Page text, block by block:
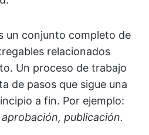
un conjunto completo de
relacionados
Un proceso de trabajo
de pasos que sigue una
a fin. Por ejemplo:
publicación.